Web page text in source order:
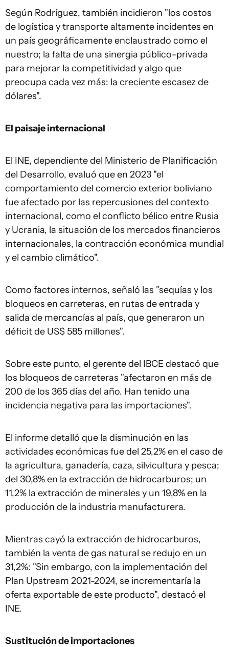
Según Rodríguez, también incidieron "los costos
de logística y transporte altamente incidentes en
un país geográficamente enclaustrado como el
nuestro; la falta de una sinergia público-privada
para mejorar la competitividad y algo que
preocupa cada vez más: la creciente escasez de
dólares".
El paisaje internacional
El INE, dependiente del Ministerio de Planificación
del Desarrollo, evaluó que en 2023 "el
comportamiento del comercio exterior boliviano
fue afectado por las repercusiones del contexto
internacional, como el conflicto bélico entre Rusia
y Ucrania, la situación de los mercados financieros
internacionales, la contracción económica mundial
y el cambio climático".
Como factores internos, señaló las "sequías y los
bloqueos en carreteras, en rutas de entrada y
salida de mercancías al país, que generaron un
déficit de US$ 585 millones".
Sobre este punto, el gerente del IBCE destacó que
los bloqueos de carreteras "afectaron en más de
200 de los 365 días del año. Han tenido una
incidencia negativa para las importaciones".
El informe detalló que la disminución en las
actividades económicas fue del 25,2% en el caso de
la agricultura, ganadería, caza, silvicultura y pesca;
del 30,8% en la extracción de hidrocarburos; un
11,2% la extracción de minerales y un 19,8% en la
producción de la industria manufacturera.
Mientras cayó la extracción de hidrocarburos,
también la venta de gas natural se redujo en un
31,2%: "Sin embargo, con la implementación del
Plan Upstream 2021-2024, se incrementaría la
oferta exportable de este producto", destacó el
INE.
Sustitución de importaciones